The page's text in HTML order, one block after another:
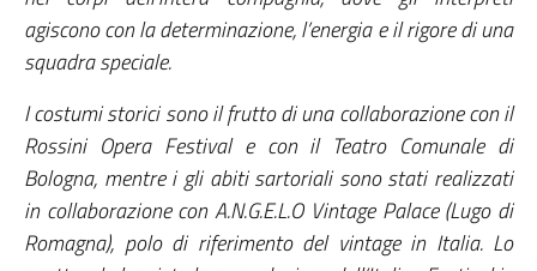
agiscono con la determinazione, l’energia e il rigore di una
squadra speciale.
I costumi storici sono il frutto di una collaborazione con il
Rossini Opera Festival e con il Teatro Comunale di
Bologna, mentre i gli abiti sartoriali sono stati realizzati
in collaborazione con A.N.G.E.L.O Vintage Palace (Lugo di
Romagna), polo di riferimento del vintage in Italia. Lo